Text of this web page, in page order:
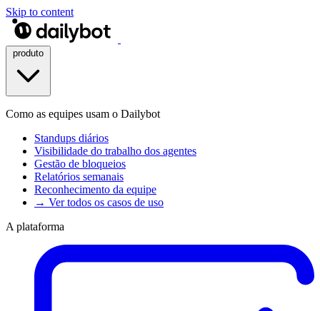
Skip to content
Como as equipes usam o Dailybot
Standups diários
Visibilidade do trabalho dos agentes
Gestão de bloqueios
Relatórios semanais
Reconhecimento da equipe
→ Ver todos os casos de uso
A plataforma